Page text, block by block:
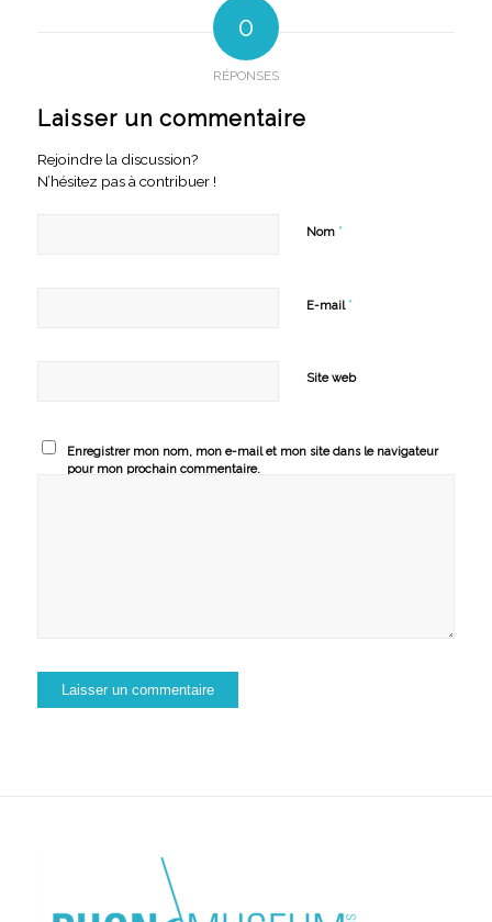
0
RÉPONSES
Laisser un commentaire
Rejoindre la discussion?
N’hésitez pas à contribuer !
Nom *
E-mail *
Site web
Enregistrer mon nom, mon e-mail et mon site dans le navigateur
pour mon prochain commentaire.